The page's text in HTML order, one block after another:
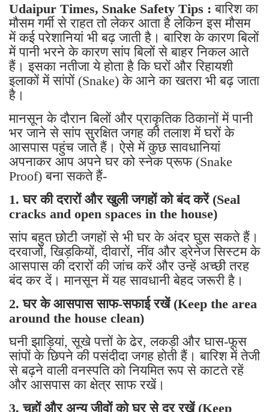
Udaipur Times, Snake Safety Tips : बारिश का
मौसम गर्मी से राहत तो लेकर आता है लेकिन इस मौसम
में कई परेशानियां भी बढ़ जाती है। बारिश के कारण बिलों
में पानी भरने के कारण सांप बिलों से बाहर निकल आते
हैं। इसका नतीजा ये होता है कि घरों और रिहायशी
इलाकों में सांपों (Snake) के आने का खतरा भी बढ़ जाता
है।
मानसून के दौरान बिलों और प्राकृतिक ठिकानों में पानी
भर जाने से सांप सुरक्षित जगह की तलाश में घरों के
आसपास पहुंच जाते हैं। ऐसे में कुछ सावधानियां
अपनाकर आप अपने घर को स्नेक प्रूफ (Snake
Proof) बना सकते हैं-
1. घर की दरारों और खुली जगहों को बंद करें (Seal
cracks and open spaces in the house)
सांप बहुत छोटी जगहों से भी घर के अंदर घुस सकते हैं।
दरवाजों, खिड़कियों, दीवारों, नींव और ड्रेनेज सिस्टम के
आसपास की दरारों की जांच करें और उन्हें अच्छी तरह
बंद कर दें। मानसून में यह सावधानी बेहद जरूरी है।
2. घर के आसपास साफ-सफाई रखें (Keep the area
around the house clean)
घनी झाड़ियां, सूखे पत्तों के ढेर, लकड़ी और घास-फूस
सांपों के छिपने की पसंदीदा जगह होती हैं। बारिश में तेजी
से बढ़ने वाली वनस्पति को नियमित रूप से काटते रहें
और आसपास का क्षेत्र साफ रखें।
3. चूहों और अन्य जीवों को घर से दूर रखें (Keep